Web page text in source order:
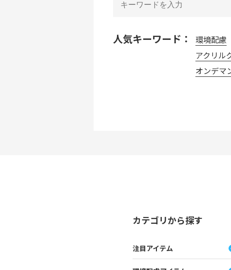
人気キーワード： 環境配慮
アクリル
オンデマ
カテゴリから探す
注目アイテム